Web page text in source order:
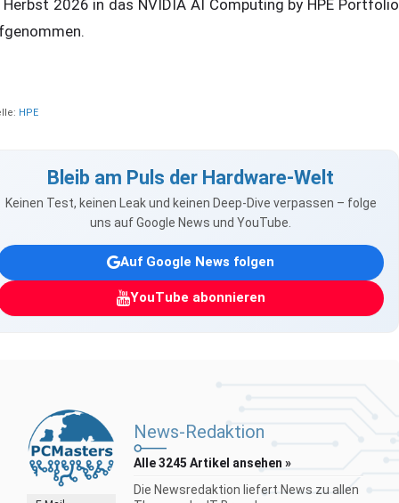
2026 in das NVIDIA AI Computing by HPE Portfolio
HPE
Bleib am Puls der Hardware-Welt
Keinen Test, keinen Leak und keinen Deep-Dive verpassen – folge
uns auf Google News und YouTube.
Auf Google News folgen
YouTube abonnieren
News-Redaktion
Alle 3245 Artikel ansehen »
Die Newsredaktion liefert News zu allen